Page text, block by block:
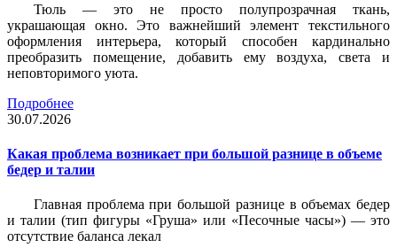
Тюль — это не просто полупрозрачная ткань,
украшающая окно. Это важнейший элемент текстильного
оформления интерьера, который способен кардинально
преобразить помещение, добавить ему воздуха, света и
неповторимого уюта.
Подробнее
30.07.2026
Какая проблема возникает при большой разнице в объеме
бедер и талии
Главная проблема при большой разнице в объемах бедер
и талии (тип фигуры «Груша» или «Песочные часы») — это
отсутствие баланса лекал